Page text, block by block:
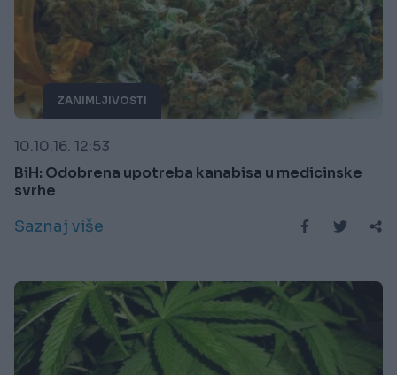
ZANIMLJIVOSTI
10.10.16. 12:53
BiH: Odobrena upotreba kanabisa u medicinske
svrhe
Saznaj više